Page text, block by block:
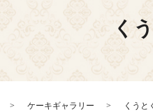
く
ケーキギャラリー くうと